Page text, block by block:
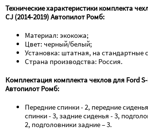
Технические характеристики комплекта
CJ (2014-2019) Автопилот Ромб:
Материал: экокожа;
Цвет: черный/белый;
Установка: штатная, на стандартные
Страна производства: Россия.
Комплектация комплекта чехлов для Ford S-
Автопилот Ромб:
Передние спинки - 2, передние
спинки - 3, задние сиденья - 3,
2, подголовники задние – 3.